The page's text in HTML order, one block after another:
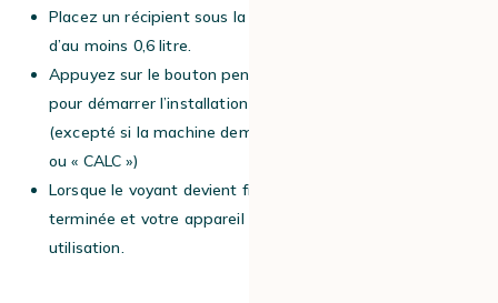
Placez un récipient sous la buse vapeur d’une capacité
d’au moins 0,6 litre.
Appuyez sur le bouton pendant plus de 3 secondes
pour démarrer l’installation et que le voyant clignote
(excepté si la machine demande un entretien « CLEAN »
ou « CALC »)
Lorsque le voyant devient fixe, l’installation est
terminée et votre appareil est prêt pour une nouvelle
utilisation.